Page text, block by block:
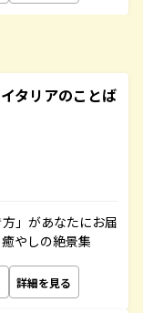
タリアのことば
」があなたにお届
やしの絶景集
詳細を見る